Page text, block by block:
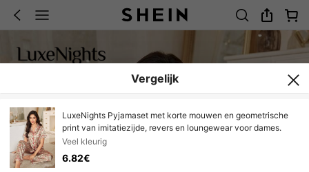
Vergelijk
LuxeNights Pyjamaset met korte mouwen en geometrische
print van imitatiezijde, revers en loungewear voor dames.
Veel kleurig
6.82€